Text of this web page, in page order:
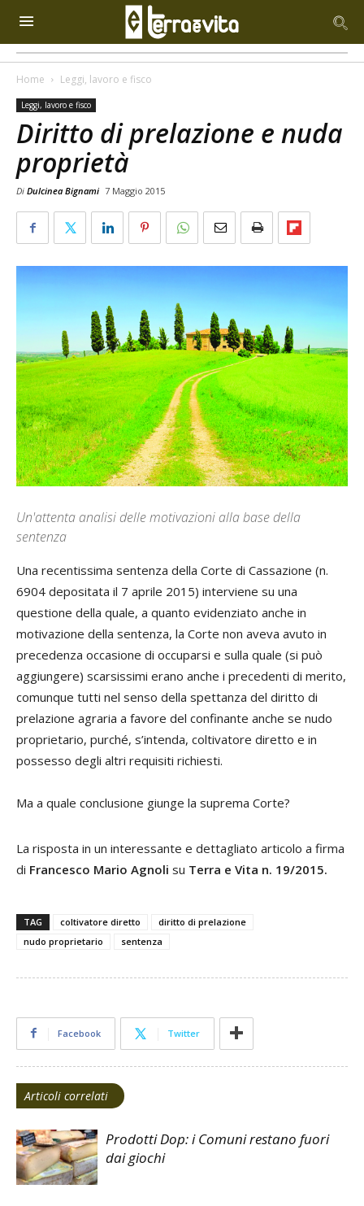
Home Leggi, lavoro e fisco
Leggi, lavoro e fisco
Diritto di prelazione e nuda
proprietà
Di Dulcinea Bignami 7 Maggio 2015
Un'attenta analisi delle motivazioni alla base della
sentenza
Una recentissima sentenza della Corte di Cassazione (n.
6904 depositata il 7 aprile 2015) interviene su una
questione della quale, a quanto evidenziato anche in
motivazione della sentenza, la Corte non aveva avuto in
precedenza occasione di occuparsi e sulla quale (si può
aggiungere) scarsissimi erano anche i precedenti di merito,
comunque tutti nel senso della spettanza del diritto di
prelazione agraria a favore del confinante anche se nudo
proprietario, purché, s’intenda, coltivatore diretto e in
possesso degli altri requisiti richiesti.
Ma a quale conclusione giunge la suprema Corte?
La risposta in un interessante e dettagliato articolo a firma
di Francesco Mario Agnoli su Terra e Vita n. 19/2015.
TAG coltivatore diretto
diritto di prelazione
nudo proprietario
sentenza
Facebook Twitter
Articoli correlati
Prodotti Dop: i Comuni restano fuori
dai giochi